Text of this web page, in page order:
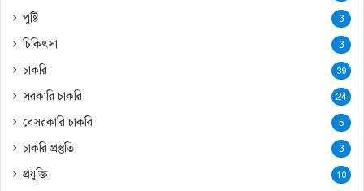
পুষ্টি 3
চিকিৎসা 3
চাকরি 39
সরকারি চাকরি 24
বেসরকারি চাকরি 5
চাকরি প্রস্তুতি 3
প্রযুক্তি 10